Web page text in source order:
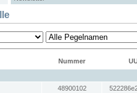
Nummer
48900102